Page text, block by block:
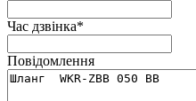
Час дзвінка*
Повідомлення